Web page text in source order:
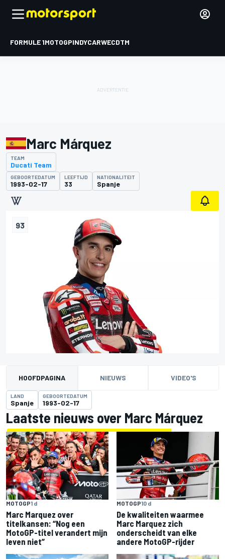
FORMULE 1MOTOGPINDYCARWECDTM
93
Marc Márquez
TEAM
Ducati Team
GEBOORTEDATUM
1993-02-17
LEEFTIJD
33
NATIONALITEIT
Spanje
HOOFDPAGINA NIEUWS VIDEO'S
LAND
Spanje
GEBOORTEDATUM
1993-02-17
Laatste nieuws over Marc Márquez
MOTOGP1 d
Marc Marquez over
titelkansen: “Nog een
MotoGP-titel verandert mijn
leven niet”
MOTOGP10 d
De kwaliteiten waarmee
Marc Marquez zich
onderscheidt van elke
andere MotoGP-rijder